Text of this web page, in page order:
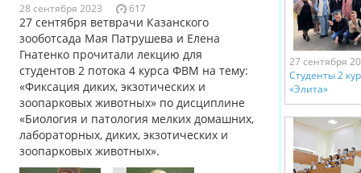
28 сентября 2023 617
27 сентября ветврачи Казанского
зооботсада Мая Патрушева и Елена
Гнатенко прочитали лекцию для
студентов 2 потока 4 курса ФВМ на тему:
«Фиксация диких, экзотических и
зоопарковых животных» по дисциплине
«Биология и патология мелких домашних,
лабораторных, диких, экзотических и
зоопарковых животных».
27 сентября
Студенты 2
«Элита»